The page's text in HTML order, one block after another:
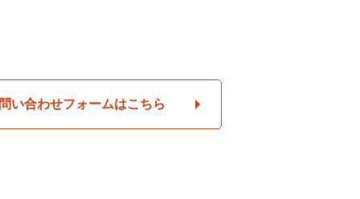
い合わせフォームはこちら